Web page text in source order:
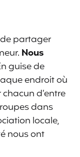
partager
Nous
guise de
endroit où
d’entre
dans
locale,
nous ont